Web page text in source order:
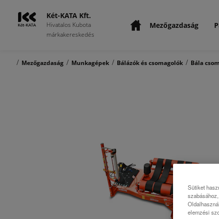
Két-KATA Kft.
Hivatalos Kubota
márkakereskedés
Mezőgazdaság
/ Mezőgazdaság / Munkagépek / Bálázók és csomagolók / Bála
Sütiket
elemzési